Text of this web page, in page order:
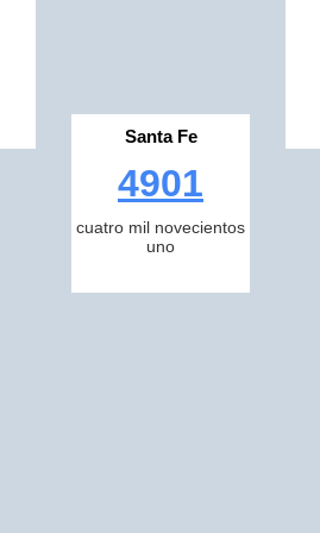
Santa Fe
4901
cuatro mil novecientos
uno